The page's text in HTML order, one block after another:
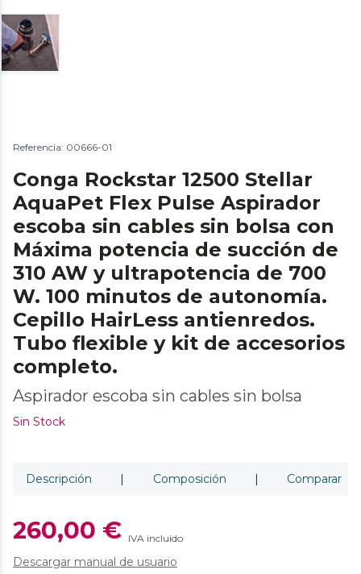
Referencia: 00666-01
Conga Rockstar 12500 Stellar
AquaPet Flex Pulse Aspirador
escoba sin cables sin bolsa con
Máxima potencia de succión de
310 AW y ultrapotencia de 700
W. 100 minutos de autonomía.
Cepillo HairLess antienredos.
Tubo flexible y kit de accesorios
completo.
Aspirador escoba sin cables sin bolsa
Sin Stock
Descripción | Composición | Comparar
260,00 € IVA incluido
Descargar manual de usuario